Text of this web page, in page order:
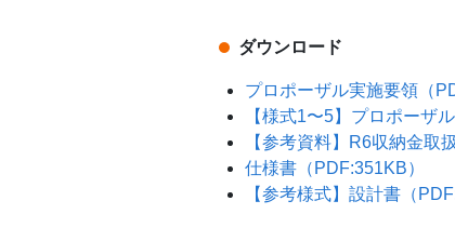
ダウンロード
プロポーザル実施要領（
【様式1〜5】プロポーザ
【参考資料】R6収納金取
仕様書（PDF:351KB）
【参考様式】設計書（